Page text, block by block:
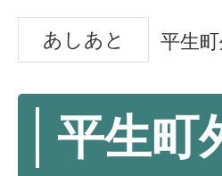
あしあと 平生
平生町